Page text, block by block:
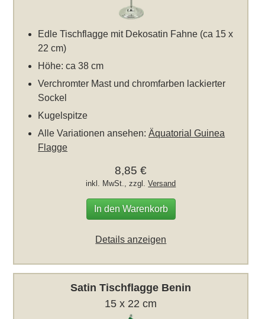
Edle Tischflagge mit Dekosatin Fahne (ca 15 x
22 cm)
Höhe: ca 38 cm
Verchromter Mast und chromfarben lackierter
Sockel
Kugelspitze
Alle Variationen ansehen:Äquatorial Guinea
Flagge
8,85 €
inkl. MwSt., zzgl.Versand
In den Warenkorb
Details anzeigen
Satin Tischflagge Benin
15 x 22 cm